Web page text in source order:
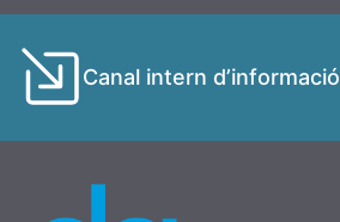
Canal intern d’informació